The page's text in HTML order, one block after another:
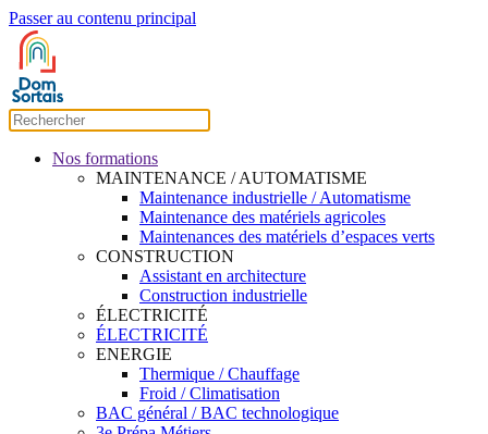
Passer au contenu principal
Nos formations
MAINTENANCE / AUTOMATISME
Maintenance industrielle / Automatisme
Maintenance des matériels agricoles
Maintenances des matériels d’espaces verts
CONSTRUCTION
Assistant en architecture
Construction industrielle
ÉLECTRICITÉ
ÉLECTRICITÉ
ENERGIE
Thermique / Chauffage
Froid / Climatisation
BAC général / BAC technologique